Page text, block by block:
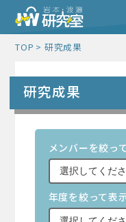
TOP 研究成果
研究成果
メンバーを絞っ
年度を絞って表